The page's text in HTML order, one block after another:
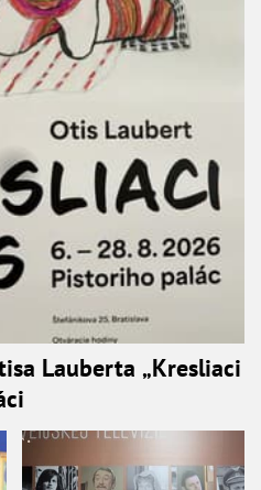
Lauberta „Kresliaci